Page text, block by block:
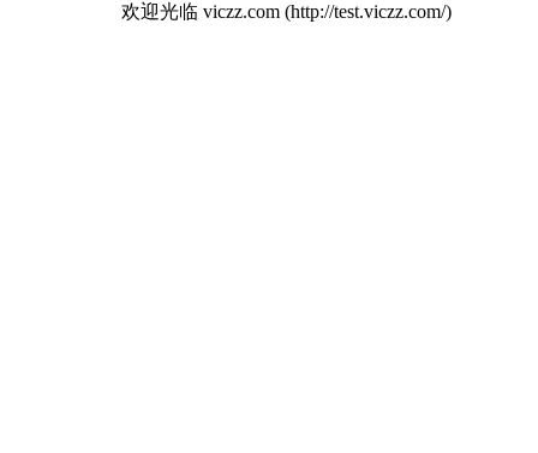
欢迎光临 viczz.com (http://test.viczz.com/)